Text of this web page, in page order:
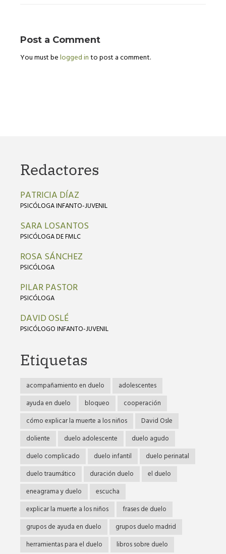
Post a Comment
You must belogged into post a comment.
Redactores
PATRICIA DÍAZ
PSICÓLOGA INFANTO-JUVENIL
SARA LOSANTOS
PSICÓLOGA DE FMLC
ROSA SÁNCHEZ
PSICÓLOGA
PILAR PASTOR
PSICÓLOGA
DAVID OSLÉ
PSICÓLOGO INFANTO-JUVENIL
Etiquetas
acompañamiento en duelo
adolescentes
ayuda en duelo
bloqueo
cooperación
cómo explicar la muerte a los niños
David Osle
doliente
duelo adolescente
duelo agudo
duelo complicado
duelo infantil
duelo perinatal
duelo traumático
duración duelo
el duelo
eneagrama y duelo
escucha
explicar la muerte a los niños
frases de duelo
grupos de ayuda en duelo
grupos duelo madrid
herramientas para el duelo
libros sobre duelo